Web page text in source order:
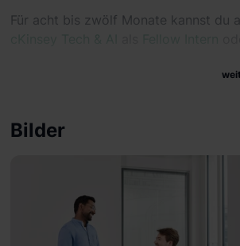
Für acht bis zwölf Monate kannst du
Bilder